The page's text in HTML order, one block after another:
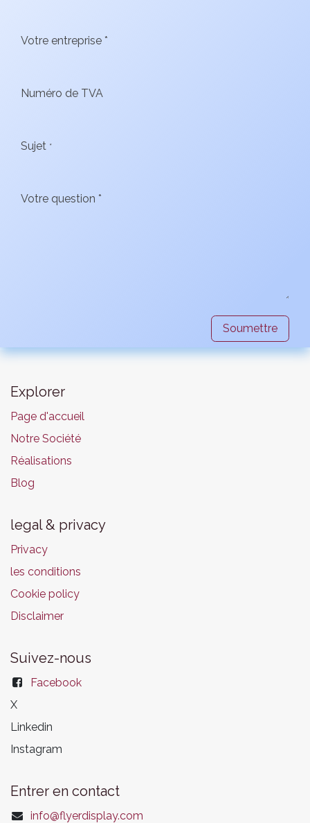
Votre entreprise *
Numéro de TVA
Sujet *
Votre question *
Soumettre
Explorer
Page d'accueil
Notre Société
Réalisations
Blog
legal & privacy
Privacy
les conditions
Cookie policy
Disclaimer
Suivez-nous
Facebook
X
Linkedin
Instagram
Entrer en contact
info@flyerdisplay.com